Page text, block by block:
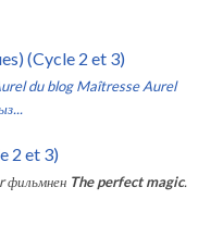
(Cycle 2 et 3)
du blog Maîtresse Aurel
2 et 3)
фильмнен The perfect magic.